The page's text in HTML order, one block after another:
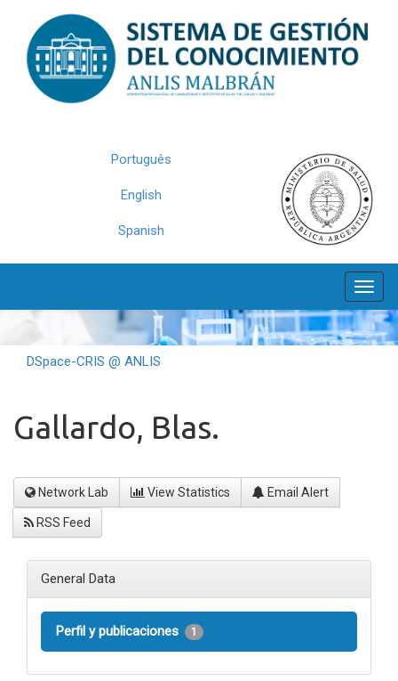
navigation
Português
English
Spanish
DSpace-CRIS @ ANLIS
Gallardo, Blas.
Network Lab View Statistics Email Alert
RSS Feed
General Data
Perfil y publicaciones 1